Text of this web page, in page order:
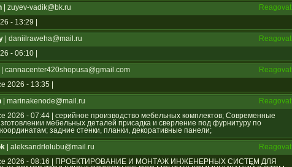
| zuyev-vadik@bk.ru
Reagovat
- 13:29 |
| daniilraweha@mail.ru
Reagovat
- 06:10 |
| cannacenter420shopusa@gmail.com
Reagovat
2026 - 13:35 |
| marinakenode@mail.ru
Reagovat
2026 - 07:44 | серийное производство мебельных комплектов; Современные
мебельных деталей присадка и сверление под фурнитуру по
задние стенки, планки, декоративные панели;
| aleksandrlolubu@mail.ru
Reagovat
2026 - 08:16 | ПРОЕКТИРОВАНИЕ И МОНТАЖ ИНЖЕНЕРНЫХ СИСТЕМ ДЛЯ